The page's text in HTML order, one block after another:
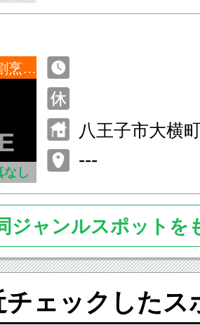
懐石・会席・割烹・小料理
なし
八王子市大横
---
ジャンルスポットを
チェックしたス